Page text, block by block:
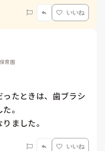
いいね
育園
たときは、歯ブラシ
。
ました。
いいね